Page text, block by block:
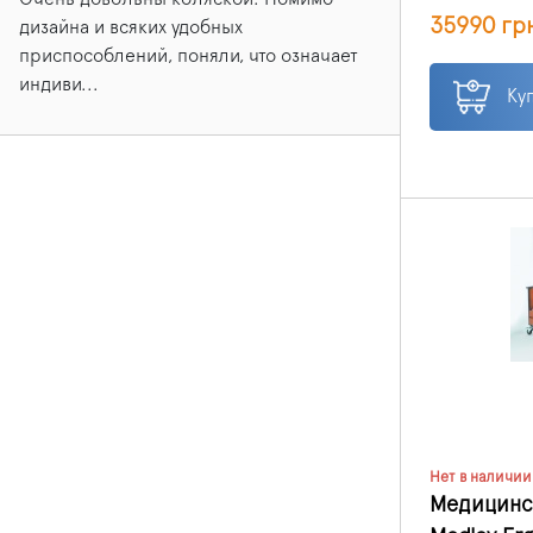
дизайна и всяких удобных
приспособлений, поняли, что означает
индиви...
способны
35990
Нет в наличии